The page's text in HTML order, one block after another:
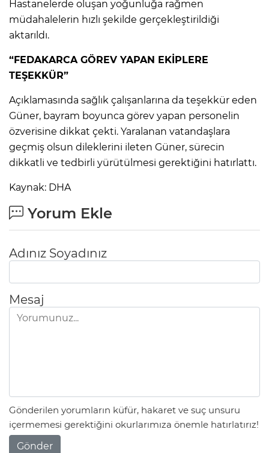
Hastanelerde oluşan yoğunluğa rağmen
müdahalelerin hızlı şekilde gerçekleştirildiği
aktarıldı.
“FEDAKARCA GÖREV YAPAN EKİPLERE
TEŞEKKÜR”
Açıklamasında sağlık çalışanlarına da teşekkür eden
Güner, bayram boyunca görev yapan personelin
özverisine dikkat çekti. Yaralanan vatandaşlara
geçmiş olsun dileklerini ileten Güner, sürecin
dikkatli ve tedbirli yürütülmesi gerektiğini hatırlattı.
Kaynak: DHA
Yorum Ekle
Adınız Soyadınız
Mesaj
Gönderilen yorumların küfür, hakaret ve suç unsuru
içermemesi gerektiğini okurlarımıza önemle hatırlatırız!
Gönder